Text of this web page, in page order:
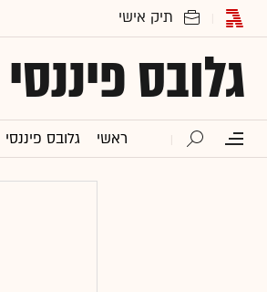
גלובס פיננסי
ראשי גלובס פיננסי